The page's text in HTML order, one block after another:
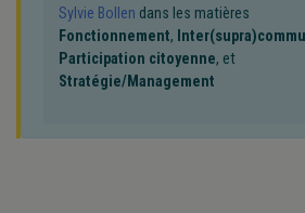
Sylvie Bollen dans les matières
Fonctionnement,
Participation citoyenne, et
Stratégie/Management